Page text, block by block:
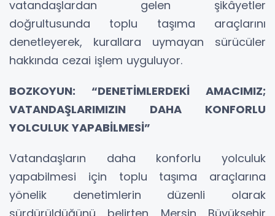
vatandaşlardan gelen şikâyetler
doğrultusunda toplu taşıma araçlarını
denetleyerek, kurallara uymayan sürücüler
hakkında cezai işlem uyguluyor.
BOZKOYUN: “DENETİMLERDEKİ AMACIMIZ;
VATANDAŞLARIMIZIN DAHA KONFORLU
YOLCULUK YAPABİLMESİ”
Vatandaşların daha konforlu yolculuk
yapabilmesi için toplu taşıma araçlarına
yönelik denetimlerin düzenli olarak